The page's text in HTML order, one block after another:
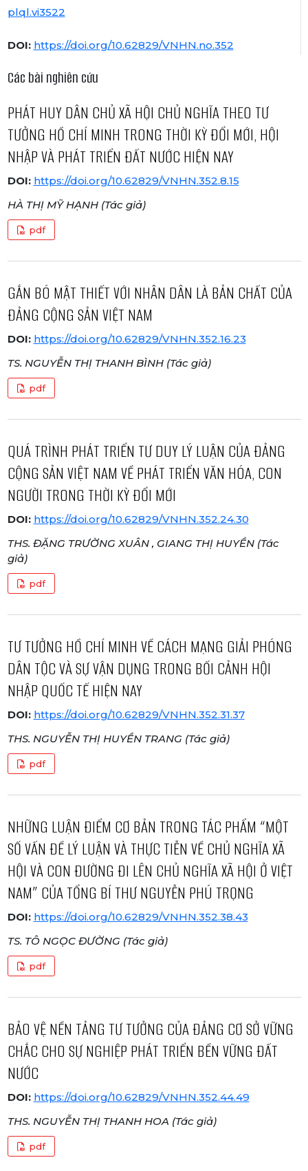
plql.vi3522
DOI: https://doi.org/10.62829/VNHN.no.352
Các bài nghiên cứu
PHÁT HUY DÂN CHỦ XÃ HỘI CHỦ NGHĨA THEO TƯ
TƯỞNG HỒ CHÍ MINH TRONG THỜI KỲ ĐỔI MỚI, HỘI
NHẬP VÀ PHÁT TRIỂN ĐẤT NƯỚC HIỆN NAY
DOI: https://doi.org/10.62829/VNHN.352.8.15
HÀ THỊ MỸ HẠNH (Tác giả)
pdf
GẮN BÓ MẬT THIẾT VỚI NHÂN DÂN LÀ BẢN CHẤT CỦA
ĐẢNG CỘNG SẢN VIỆT NAM
DOI: https://doi.org/10.62829/VNHN.352.16.23
TS. NGUYỄN THỊ THANH BÌNH (Tác giả)
pdf
QUÁ TRÌNH PHÁT TRIỂN TƯ DUY LÝ LUẬN CỦA ĐẢNG
CỘNG SẢN VIỆT NAM VỀ PHÁT TRIỂN VĂN HÓA, CON
NGƯỜI TRONG THỜI KỲ ĐỔI MỚI
DOI: https://doi.org/10.62829/VNHN.352.24.30
THS. ĐẶNG TRƯỜNG XUÂN , GIANG THỊ HUYỀN (Tác
giả)
pdf
TƯ TƯỞNG HỒ CHÍ MINH VỀ CÁCH MẠNG GIẢI PHÓNG
DÂN TỘC VÀ SỰ VẬN DỤNG TRONG BỐI CẢNH HỘI
NHẬP QUỐC TẾ HIỆN NAY
DOI: https://doi.org/10.62829/VNHN.352.31.37
THS. NGUYỄN THỊ HUYỀN TRANG (Tác giả)
pdf
NHỮNG LUẬN ĐIỂM CƠ BẢN TRONG TÁC PHẨM “MỘT
SỐ VẤN ĐỀ LÝ LUẬN VÀ THỰC TIỄN VỀ CHỦ NGHĨA XÃ
HỘI VÀ CON ĐƯỜNG ĐI LÊN CHỦ NGHĨA XÃ HỘI Ở VIỆT
NAM” CỦA TỔNG BÍ THƯ NGUYỄN PHÚ TRỌNG
DOI: https://doi.org/10.62829/VNHN.352.38.43
TS. TÔ NGỌC ĐƯỜNG (Tác giả)
pdf
BẢO VỆ NỀN TẢNG TƯ TƯỞNG CỦA ĐẢNG CƠ SỞ VỮNG
CHẮC CHO SỰ NGHIỆP PHÁT TRIỂN BỀN VỮNG ĐẤT
NƯỚC
DOI: https://doi.org/10.62829/VNHN.352.44.49
THS. NGUYỄN THỊ THANH HOA (Tác giả)
pdf